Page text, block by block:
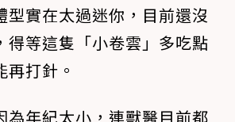
型實在太過迷你，目前還沒
得等這隻「小卷雲」多吃點
打針。
為年紀太小，連獸醫目前都